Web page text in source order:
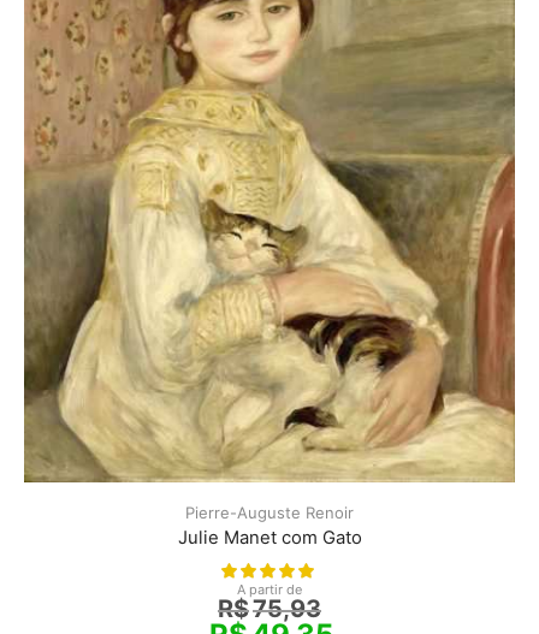
Pierre-Auguste Renoir
Julie Manet com Gato
A partir de
R$75,93